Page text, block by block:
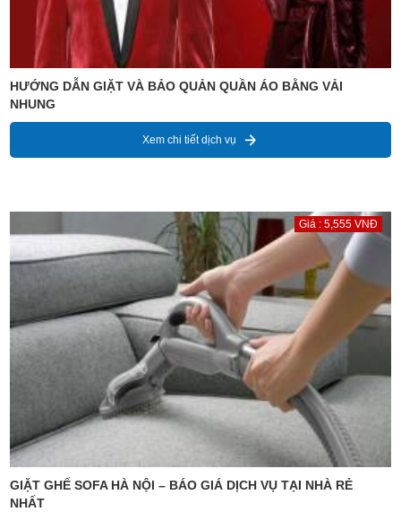
HƯỚNG DẪN GIẶT VÀ BẢO QUẢN QUẦN ÁO BẰNG VẢI
NHUNG
Xem chi tiết dịch vụ
Giá : 5,555 VNĐ
GIẶT GHẾ SOFA HÀ NỘI – BÁO GIÁ DỊCH VỤ TẠI NHÀ RẺ
NHẤT